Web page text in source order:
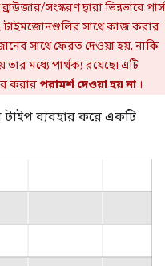
সংস্করণ দ্বারা ভিন্নভাবে পার্স
টাইমজোনগুলির সাথে কাজ করার
সাথে ফেরত দেওয়া হয়, নাকি
মধ্যে পার্থক্য রয়েছে৷ এটি
করারপরামর্শ দেওয়া হয় না ।
টাইপ ব্যবহার করে একটি